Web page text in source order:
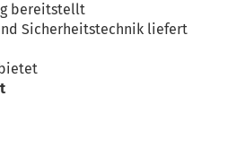
bereitstellt
Sicherheitstechnik liefert